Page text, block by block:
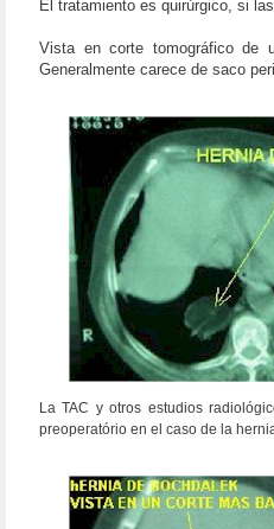
El tratamiento es quirúrgico, si
Vista en corte tomográfico de
Generalmente carece de saco
La TAC y otros estudios
preoperatório en el caso de la